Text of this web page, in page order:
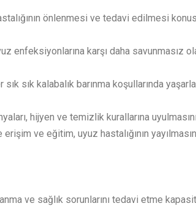
önlenmesi ve tedavi edilmesi
enfeksiyonlarına karşı daha savunmasız
sık kalabalık barınma koşullarında
hijyen ve temizlik kurallarına
ve eğitim, uyuz hastalığının
ve sağlık sorunlarını tedavi etme